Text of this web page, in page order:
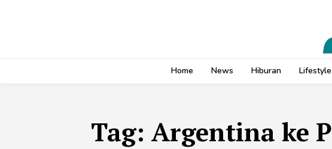
Home News Hiburan Lifestyle
Tag: Argentina ke